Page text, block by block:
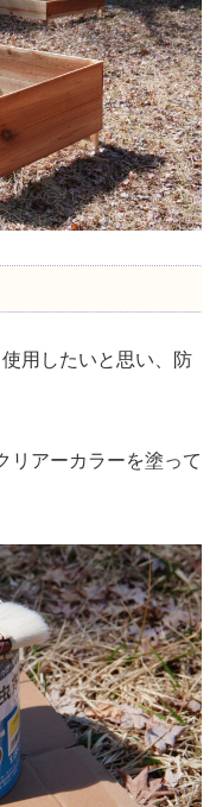
用したいと思い、防
リアーカラーを塗って